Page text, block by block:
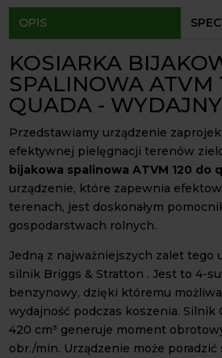
Dostępność form dostawy i ceny
OPIS
KOSIARKA
SPALINOWA ATVM
QUADA -
Przedstawiamy urządzenie
efektywnej pielęgnacji terenów
bijakowa spalinowa ATVM 120 do
urządzenie, które zapewnia
terenach, jest doskonałym
gospodarstwach rolnych.
Jedną z najważniejszych zalet tego
silnik Briggs & Stratton . Jest to 4-
benzynowy, dzięki któremu
wydajność podczas koszenia. Silnik
420 cm³ generuje moment
obr./min. Urządzenie może